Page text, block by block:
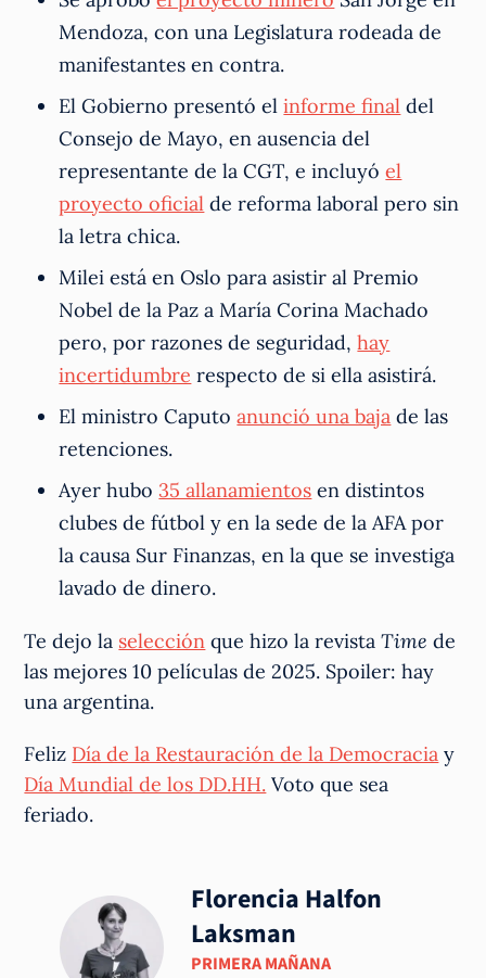
Mendoza, con una Legislatura rodeada de
manifestantes en contra.
El Gobierno presentó elinforme final del
Consejo de Mayo, en ausencia del
representante de la CGT, e incluyóel
proyecto oficial de reforma laboral pero sin
la letra chica.
Milei está en Oslo para asistir al Premio
Nobel de la Paz a María Corina Machado
pero, por razones de seguridad,hay
incertidumbre respecto de si ella asistirá.
El ministro Caputoanunció una baja de las
retenciones.
Ayer hubo 35 allanamientos en distintos
clubes de fútbol y en la sede de la AFA por
la causa Sur Finanzas, en la que se investiga
lavado de dinero.
Te dejo la selección que hizo la revistaTime de
las mejores 10 películas de 2025. Spoiler: hay
una argentina.
Feliz Día de la Restauración de la Democracia y
Día Mundial de los DD.HH. Voto que sea
feriado.
Florencia Halfon
Laksman
PRIMERA MAÑANA